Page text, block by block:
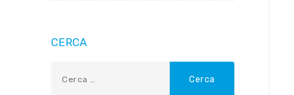
CERCA